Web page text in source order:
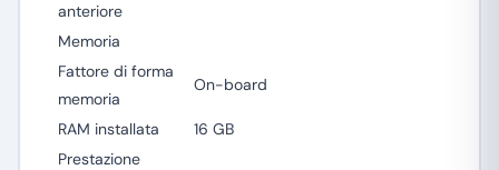
anteriore
Memoria
Fattore di forma
memoria
On-board
RAM installata
16 GB
Prestazione